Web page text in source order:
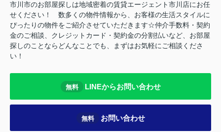
市川市のお部屋探しは地域密着の賃貸エージェント市川店にお任
せください！ 数多くの物件情報から、お客様の生活スタイルに
ぴったりの物件をご紹介させていただきます☆仲介手数料・契約
金のご相談、クレジットカード・契約金の分割払いなど、お部屋
探しのことならどんなことでも、まずはお気軽にご相談くださ
い！
無料 LINEからお問い合わせ
無料 お問い合わせ